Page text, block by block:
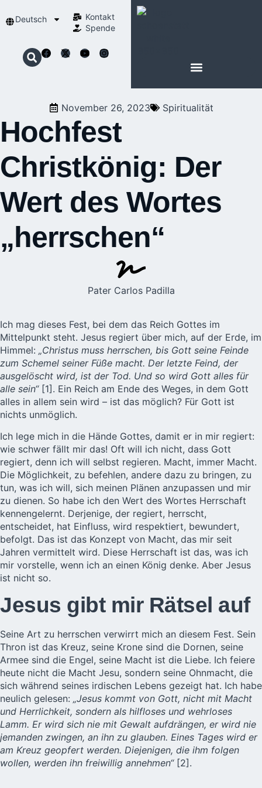
Deutsch
Kontakt
Spende
November 26, 2023 Spiritualität
Hochfest
Christkönig: Der
Wert des Wortes
„herrschen“
Pater Carlos Padilla
Ich mag dieses Fest, bei dem das Reich Gottes im
Mittelpunkt steht. Jesus regiert über mich, auf der Erde, im
Himmel: „Christus muss herrschen, bis Gott seine Feinde
zum Schemel seiner Füße macht. Der letzte Feind, der
ausgelöscht wird, ist der Tod. Und so wird Gott alles für
alle sein“[1]. Ein Reich am Ende des Weges, in dem Gott
alles in allem sein wird – ist das möglich? Für Gott ist
nichts unmöglich.
Ich lege mich in die Hände Gottes, damit er in mir regiert:
wie schwer fällt mir das! Oft will ich nicht, dass Gott
regiert, denn ich will selbst regieren. Macht, immer Macht.
Die Möglichkeit, zu befehlen, andere dazu zu bringen, zu
tun, was ich will, sich meinen Plänen anzupassen und mir
zu dienen. So habe ich den Wert des Wortes Herrschaft
kennengelernt. Derjenige, der regiert, herrscht,
entscheidet, hat Einfluss, wird respektiert, bewundert,
befolgt. Das ist das Konzept von Macht, das mir seit
Jahren vermittelt wird. Diese Herrschaft ist das, was ich
mir vorstelle, wenn ich an einen König denke. Aber Jesus
ist nicht so.
Jesus gibt mir Rätsel auf
Seine Art zu herrschen verwirrt mich an diesem Fest. Sein
Thron ist das Kreuz, seine Krone sind die Dornen, seine
Armee sind die Engel, seine Macht ist die Liebe. Ich feiere
heute nicht die Macht Jesu, sondern seine Ohnmacht, die
sich während seines irdischen Lebens gezeigt hat. Ich habe
neulich gelesen: „Jesus kommt von Gott, nicht mit Macht
und Herrlichkeit, sondern als hilfloses und wehrloses
Lamm. Er wird sich nie mit Gewalt aufdrängen, er wird nie
jemanden zwingen, an ihn zu glauben. Eines Tages wird er
am Kreuz geopfert werden. Diejenigen, die ihm folgen
wollen, werden ihn freiwillig annehmen“[2].